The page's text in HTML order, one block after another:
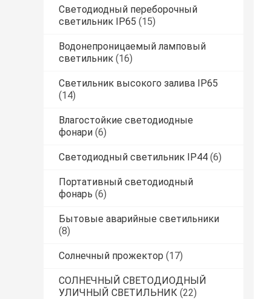
Светодиодный переборочный
светильник IP65 (15)
Водонепроницаемый ламповый
светильник (16)
Светильник высокого залива IP65
(14)
Влагостойкие светодиодные
фонари (6)
Светодиодный светильник IP44 (6)
Портативный светодиодный
фонарь (6)
Бытовые аварийные светильники
(8)
Солнечный прожектор (17)
СОЛНЕЧНЫЙ СВЕТОДИОДНЫЙ
УЛИЧНЫЙ СВЕТИЛЬНИК (22)